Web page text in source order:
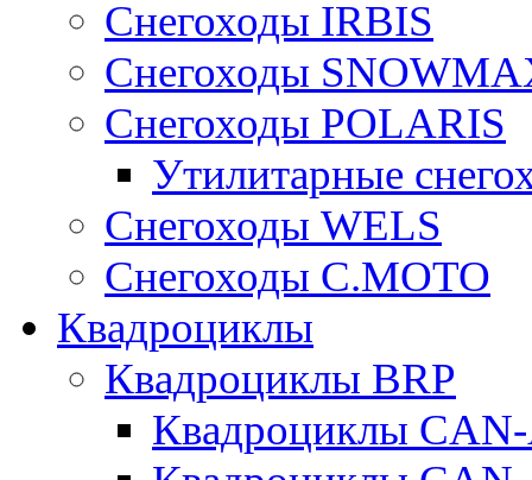
Снегоходы IRBIS
Снегоходы
Снегоходы POLARIS
Утилитарные
Cнегоходы WELS
Снегоходы C.MOTO
Квадроциклы
Квадроциклы BRP
Квадроциклы